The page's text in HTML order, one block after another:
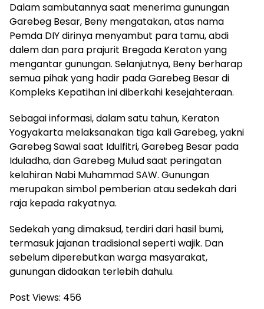
Dalam sambutannya saat menerima gunungan
Garebeg Besar, Beny mengatakan, atas nama
Pemda DIY dirinya menyambut para tamu, abdi
dalem dan para prajurit Bregada Keraton yang
mengantar gunungan. Selanjutnya, Beny berharap
semua pihak yang hadir pada Garebeg Besar di
Kompleks Kepatihan ini diberkahi kesejahteraan.
Sebagai informasi, dalam satu tahun, Keraton
Yogyakarta melaksanakan tiga kali Garebeg, yakni
Garebeg Sawal saat Idulfitri, Garebeg Besar pada
Iduladha, dan Garebeg Mulud saat peringatan
kelahiran Nabi Muhammad SAW. Gunungan
merupakan simbol pemberian atau sedekah dari
raja kepada rakyatnya.
Sedekah yang dimaksud, terdiri dari hasil bumi,
termasuk jajanan tradisional seperti wajik. Dan
sebelum diperebutkan warga masyarakat,
gunungan didoakan terlebih dahulu.
Post Views: 456